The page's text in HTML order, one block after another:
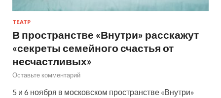
ТЕАТР
В пространстве «Внутри» расскажут
«секреты семейного счастья от
несчастливых»
Оставьте комментарий
5 и 6 ноября в московском пространстве «Внутри»